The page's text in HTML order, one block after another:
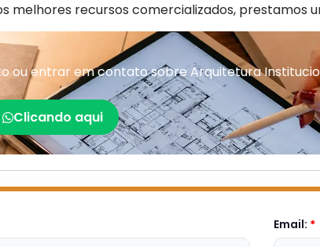
melhores recursos comercializados,
ou entrar em contato sobre Arquitetura
Clicando aqui
Email: *